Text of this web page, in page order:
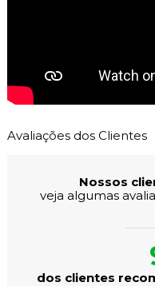
Avaliações dos Clientes
Nossos
veja algumas
dos clientes